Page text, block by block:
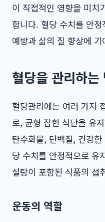
이 직접적인 영향을 미치
합니다. 혈당 수치를 안
예방과 삶의 질 향상에 기
혈당을 관리하는
혈당관리에는 여러 가지
로, 균형 잡힌 식단을 유
탄수화물, 단백질, 건강
당 수치를 안정적으로 유
설탕이 포함된 식품의 섭
운동의 역할